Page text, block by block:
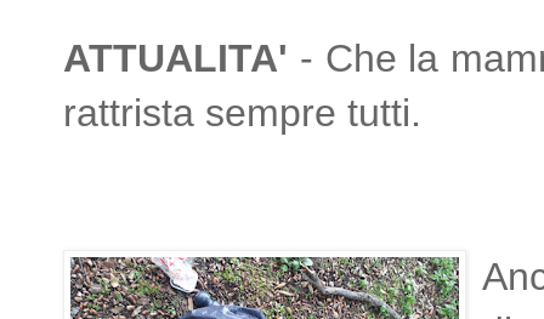
ATTUALITA' - Che la
rattrista sempre tutti.